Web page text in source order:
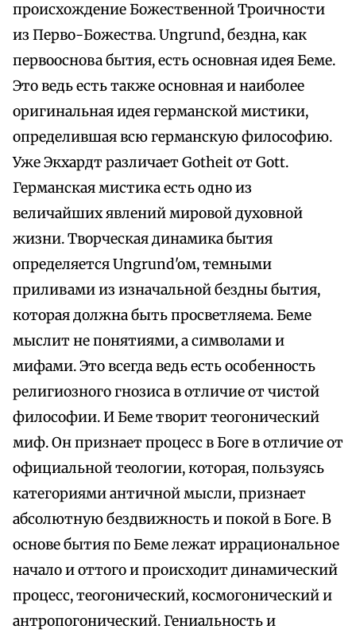
происхождение Божественной Троичности
из Перво-Божества. Ungrund, бездна, как
первооснова бытия, есть основная идея Беме.
Это ведь есть также основная и наиболее
оригинальная идея германской мистики,
определившая всю германскую философию.
Уже Экхардт различает Gotheit от Gott.
Германская мистика есть одно из
величайших явлений мировой духовной
жизни. Творческая динамика бытия
определяется Ungrund'oм, темными
приливами из изначальной бездны бытия,
которая должна быть просветляема. Беме
мыслит не понятиями, а символами и
мифами. Это всегда ведь есть особенность
религиозного гнозиса в отличие от чистой
философии. И Беме творит теогонический
миф. Он признает процесс в Боге в отличие от
официальной теологии, которая, пользуясь
категориями античной мысли, признает
абсолютную бездвижность и покой в Боге. В
основе бытия по Беме лежат иррациональное
начало и оттого и происходит динамический
процесс, теогонический, космогонический и
антропогонический. Гениальность и